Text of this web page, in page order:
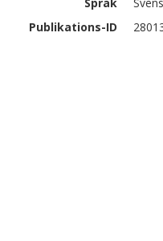
Publikations-ID